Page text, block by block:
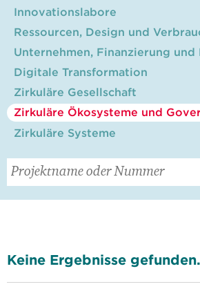
Innovationslabore
Ressourcen, Design und
Unternehmen, Finanzierung und
Digitale Transformation
Zirkuläre Gesellschaft
Zirkuläre Ökosysteme und
Zirkuläre Systeme
Keine Ergebnisse gefunden.